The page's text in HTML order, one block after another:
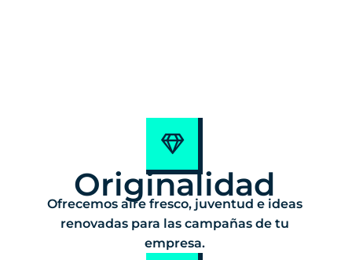
Originalidad
Ofrecemos aire fresco, juventud e ideas
renovadas para las campañas de tu
empresa.